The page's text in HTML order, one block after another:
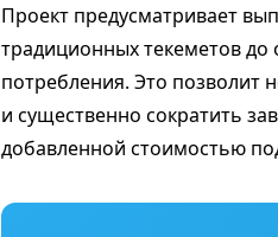
Проект предусматривает
традиционных текеметов до
потребления. Это позволит
и существенно сократить
добавленной стоимостью